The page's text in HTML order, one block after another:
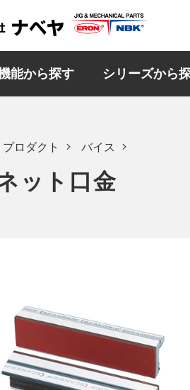
能から探す シリーズから
プロダクト バイス
ット口金